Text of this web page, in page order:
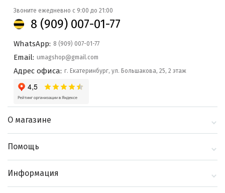
Звоните ежедневно с 9:00 до 21:00
8 (909) 007-01-77
WhatsApp: 8 (909) 007-01-77
Email: umagshop@gmail.com
Адрес офиса: г. Екатеринбург, ул. Большакова, 25, 2 этаж
О магазине
Блог
Помощь
Информация